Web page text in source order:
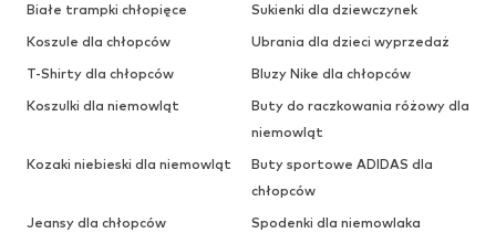
Białe trampki chłopięce
Sukienki dla dziewczynek
Koszule dla chłopców
Ubrania dla dzieci wyprzedaż
T-Shirty dla chłopców
Bluzy Nike dla chłopców
Koszulki dla niemowląt
Buty do raczkowania różowy dla
niemowląt
Kozaki niebieski dla niemowląt
Buty sportowe ADIDAS dla
chłopców
Jeansy dla chłopców
Spodenki dla niemowlaka